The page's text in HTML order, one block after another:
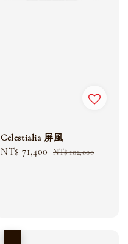
Celestialia 屏風
Sale
NT$ 71,400 Regular
NT$ 102,000